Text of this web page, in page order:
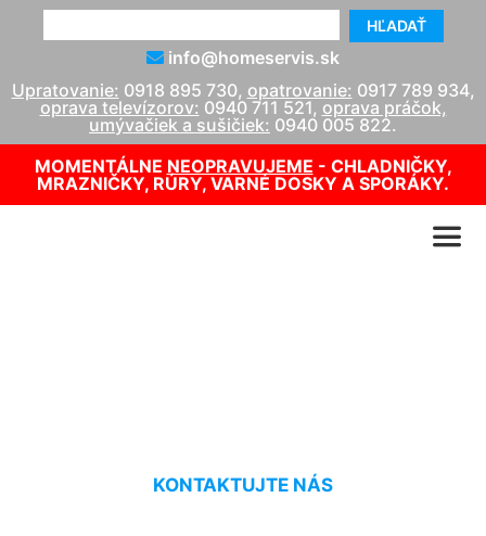
HĽADAŤ
info@homeservis.sk
Upratovanie: 0918 895 730, opatrovanie: 0917 789 934,
oprava televízorov: 0940 711 521, oprava práčok,
umývačiek a sušičiek: 0940 005 822.
MOMENTÁLNE NEOPRAVUJEME - CHLADNIČKY,
MRAZNIČKY, RÚRY, VARNÉ DOSKY A SPORÁKY.
KONTAKTUJTE NÁS